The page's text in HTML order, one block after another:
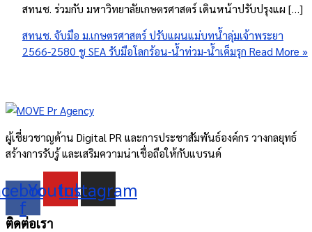
สทนช. ร่วมกับ มหาวิทยาลัยเกษตรศาสตร์ เดินหน้าปรับปรุงแผ […]
สทนช. จับมือ ม.เกษตรศาสตร์ ปรับแผนแม่บทน้ำลุ่มเจ้าพระยา
2566-2580 ชู SEA รับมือโลกร้อน-น้ำท่วม-น้ำเค็มรุก Read More »
ผู้เชี่ยวชาญด้าน Digital PR และการประชาสัมพันธ์องค์กร วางกลยุทธ์
สร้างการรับรู้ และเสริมความน่าเชื่อถือให้กับแบรนด์
f
Youtube
Instagram
ติดต่อเรา